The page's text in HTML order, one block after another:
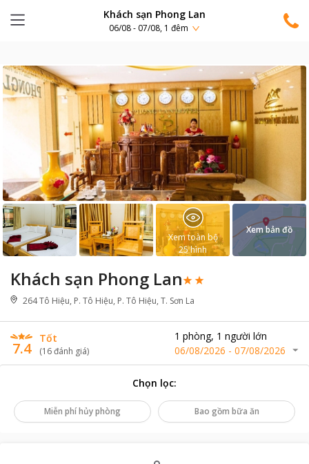
Khách sạn Phong Lan
06/08 - 07/08, 1 đêm
Khách sạn Phong Lan
264 Tô Hiệu, P. Tô Hiệu, P. Tô Hiệu, T. Sơn La
7.4
Tốt
(16đánh giá)
1 phòng, 1 người lớn
06/08/2026 - 07/08/2026
Xem toàn bộ
25hình
Xem bản đồ
Chọn lọc:
Miễn phí hủy phòng Bao gồm bữa ăn